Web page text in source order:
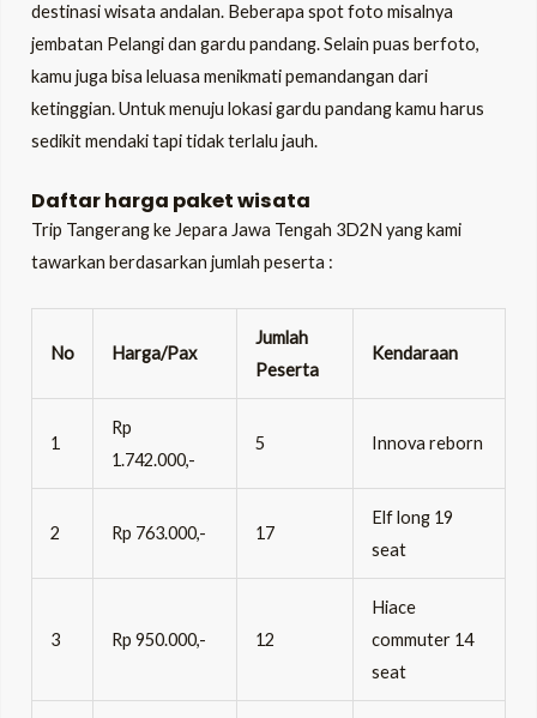
destinasi wisata andalan. Beberapa spot foto misalnya
jembatan Pelangi dan gardu pandang. Selain puas berfoto,
kamu juga bisa leluasa menikmati pemandangan dari
ketinggian. Untuk menuju lokasi gardu pandang kamu harus
sedikit mendaki tapi tidak terlalu jauh.
Daftar harga paket wisata
Trip Tangerang ke Jepara Jawa Tengah 3D2N yang kami
tawarkan berdasarkan jumlah peserta :
No Harga/Pax
Jumlah
Peserta
Kendaraan
1
Rp
1.742.000,-
5 Innova reborn
2 Rp 763.000,- 17
Elf long 19
seat
3 Rp 950.000,- 12
Hiace
commuter 14
seat